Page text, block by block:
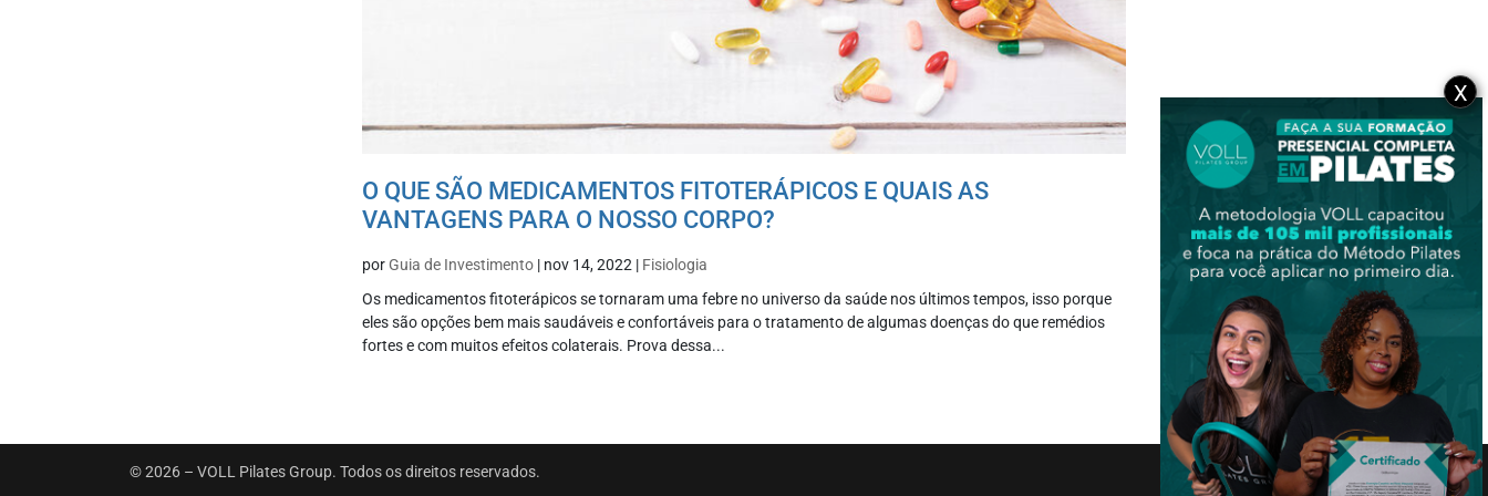
O QUE SÃO MEDICAMENTOS FITOTERÁPICOS E QUAIS AS
VANTAGENS PARA O NOSSO CORPO?
porGuia de Investimento | nov 14, 2022 | Fisiologia
Os medicamentos fitoterápicos se tornaram uma febre no universo da saúde nos últimos tempos, isso porque
eles são opções bem mais saudáveis e confortáveis para o tratamento de algumas doenças do que remédios
fortes e com muitos efeitos colaterais. Prova dessa...
© 2026 – VOLL Pilates Group. Todos os direitos reservados.
X